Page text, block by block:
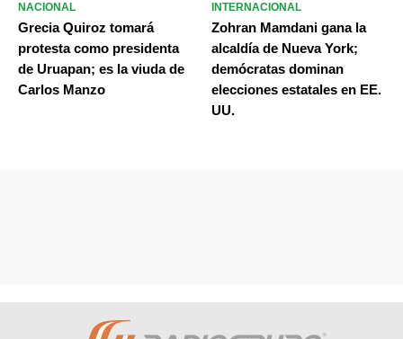
NACIONAL
Grecia Quiroz tomará
protesta como presidenta
de Uruapan; es la viuda de
Carlos Manzo
INTERNACIONAL
Zohran Mamdani gana la
alcaldía de Nueva York;
demócratas dominan
elecciones estatales en EE.
UU.